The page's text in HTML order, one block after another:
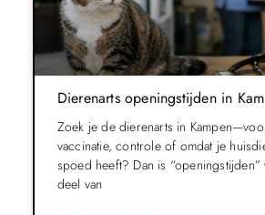
Dierenarts openingstijden in
Zoek je de dierenarts in
vaccinatie, controle of omdat je
spoed heeft? Dan is “openingstijden”
deel van